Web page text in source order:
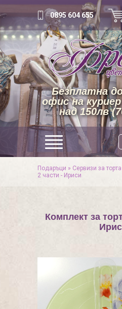
0895 604 655
Безплатна
офис на
над 150лв
Подаръци » Сервизи за торта
2 части - Ириси
Комплект за